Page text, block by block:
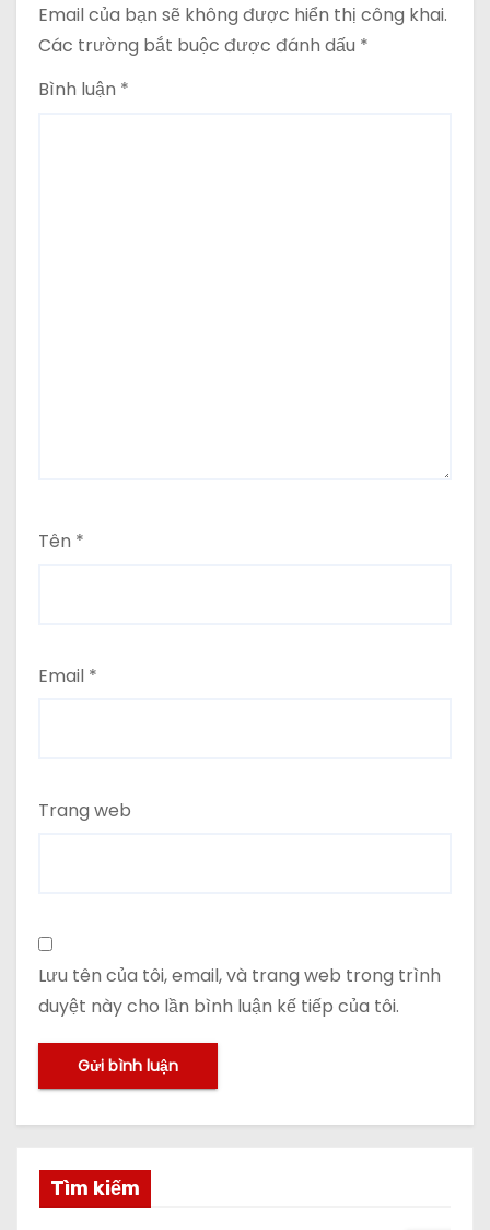
Email của bạn sẽ không được hiển thị công khai.
Các trường bắt buộc được đánh dấu *
Bình luận *
Tên *
Email *
Trang web
Lưu tên của tôi, email, và trang web trong trình
duyệt này cho lần bình luận kế tiếp của tôi.
Tìm kiếm